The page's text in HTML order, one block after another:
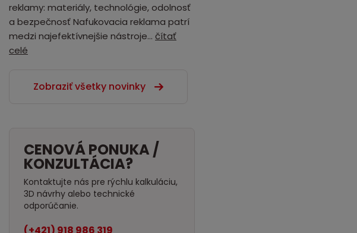
reklamy: materiály, technológie, odolnosť
a bezpečnosť Nafukovacia reklama patrí
medzi najefektívnejšie nástroje... čítať
celé
Zobraziť všetky novinky
CENOVÁ PONUKA /
KONZULTÁCIA?
Kontaktujte nás pre rýchlu kalkuláciu,
3D návrhy alebo technické
odporúčanie.